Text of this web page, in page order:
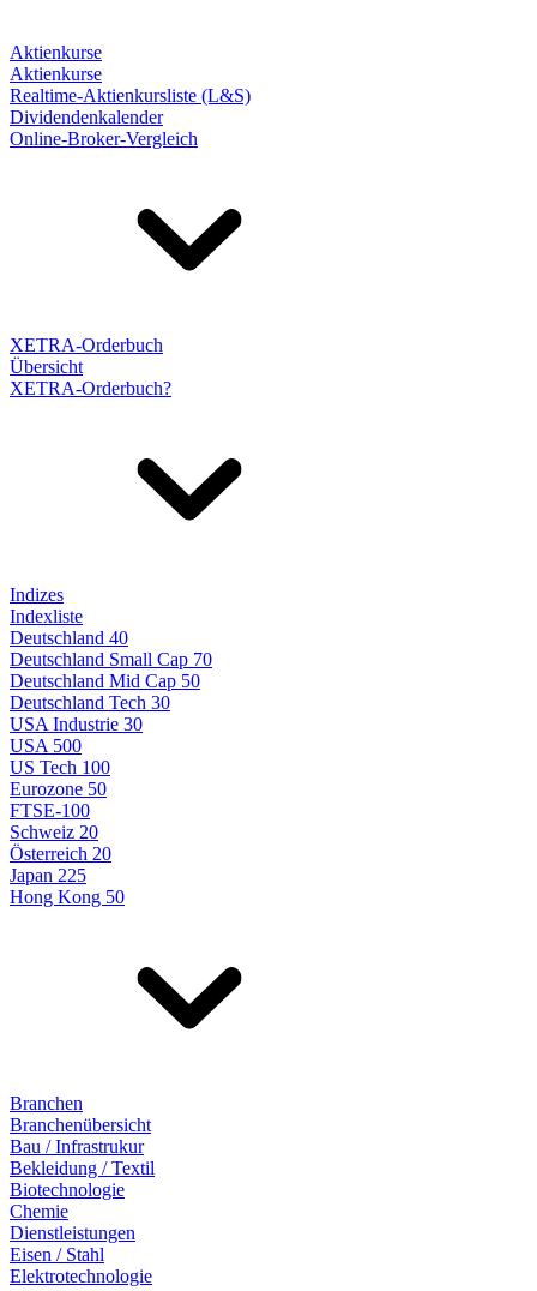
Aktienkurse
Aktienkurse
Realtime-Aktienkursliste (L&S)
Dividendenkalender
Online-Broker-Vergleich
XETRA-Orderbuch
Übersicht
XETRA-Orderbuch?
Indizes
Indexliste
Deutschland 40
Deutschland Small Cap 70
Deutschland Mid Cap 50
Deutschland Tech 30
USA Industrie 30
USA 500
US Tech 100
Eurozone 50
FTSE-100
Schweiz 20
Österreich 20
Japan 225
Hong Kong 50
Branchen
Branchenübersicht
Bau / Infrastrukur
Bekleidung / Textil
Biotechnologie
Chemie
Dienstleistungen
Eisen / Stahl
Elektrotechnologie